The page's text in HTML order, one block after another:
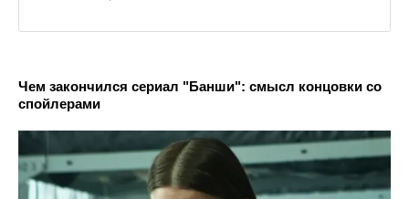
Чем закончился сериал "Банши": смысл концовки со
спойлерами